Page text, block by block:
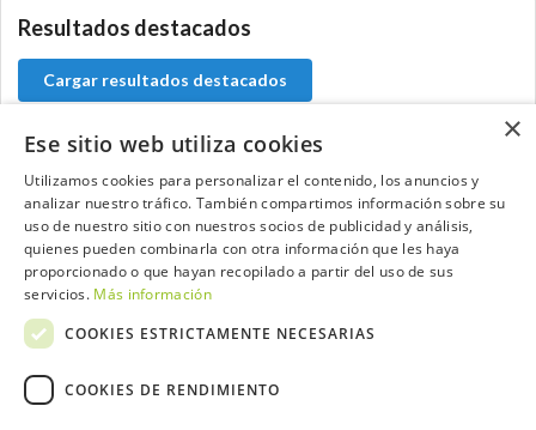
Resultados destacados
Cargar resultados destacados
Contacta con el equipo de NextCaddy
Opina Contacta
Trabaja con nosotros
×
Ese sitio web utiliza cookies
Utilizamos cookies para personalizar el contenido, los anuncios y
analizar nuestro tráfico. También compartimos información sobre su
uso de nuestro sitio con nuestros socios de publicidad y análisis,
quienes pueden combinarla con otra información que les haya
proporcionado o que hayan recopilado a partir del uso de sus
servicios. Más información
COOKIES ESTRICTAMENTE NECESARIAS
COOKIES DE RENDIMIENTO